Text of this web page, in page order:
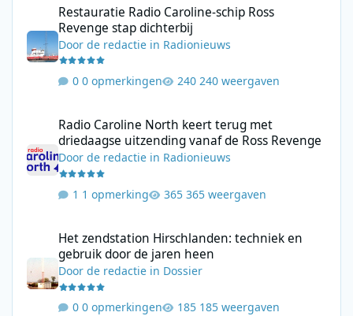
Restauratie Radio Caroline-schip Ross
Revenge stap dichterbij
Doorde redactie in Radionieuws
0 opmerkingen 240 weergaven
Radio Caroline North keert terug met
driedaagse uitzending vanaf de Ross Revenge
Doorde redactie in Radionieuws
1 opmerking 365 weergaven
Het zendstation Hirschlanden: techniek en
gebruik door de jaren heen
Doorde redactie in Dossier
0 opmerkingen 185 weergaven